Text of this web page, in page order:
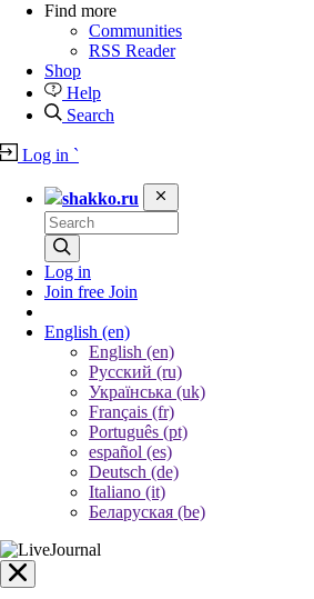
Find more
Communities
RSS Reader
Shop
Help
Search
Log in `
shakko.ru
Log in
Join free Join
English (en)
English (en)
Русский (ru)
Українська (uk)
Français (fr)
Português (pt)
español (es)
Deutsch (de)
Italiano (it)
Беларуская (be)